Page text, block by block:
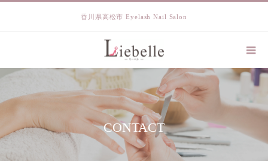
香川県高松市 Eyelash Nail Salon
CONTACT